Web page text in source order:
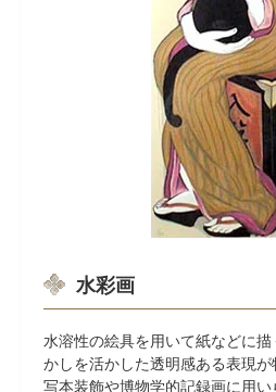
水彩画
水溶性の絵具を用いて紙などに
かしを活かした透明感ある表現
写本装飾や博物学的記録画に用